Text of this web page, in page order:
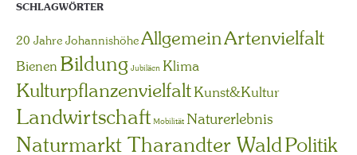
SCHLAGWÖRTER
20 Jahre JohannishöheAllgemeinArtenvielfalt
Bienen Bildung Jubiläen Klima
KulturpflanzenvielfaltKunst&Kultur
Landwirtschaft Mobilität Naturerlebnis
Naturmarkt Tharandter WaldPolitik